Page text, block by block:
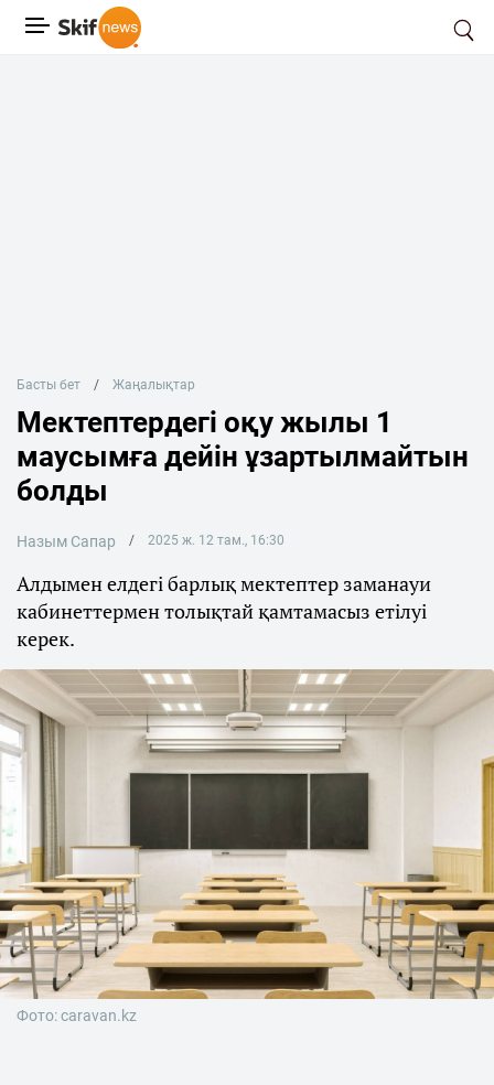
Басты бет Жаңалықтар
Мектептердегі оқу жылы 1
маусымға дейін ұзартылмайтын
болды
Назым Сапар 2025 ж. 12 там., 16:30
Алдымен елдегі барлық мектептер заманауи
кабинеттермен толықтай қамтамасыз етілуі
керек.
Фото: caravan.kz